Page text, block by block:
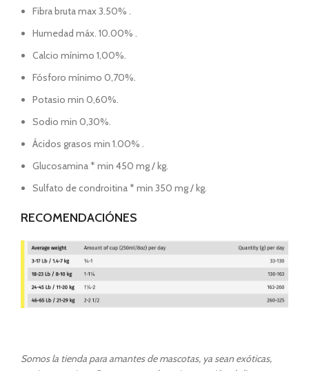
Fibra bruta max 3.50% .
Humedad máx. 10.00% .
Calcio mínimo 1,00%.
Fósforo mínimo 0,70%.
Potasio min 0,60%.
Sodio min 0,30%.
Ácidos grasos min 1.00% .
Glucosamina * min 450 mg / kg.
Sulfato de condroitina * min 350 mg / kg.
RECOMENDACIÓNES
Somos la tienda para amantes de mascotas, ya sean exóticas,